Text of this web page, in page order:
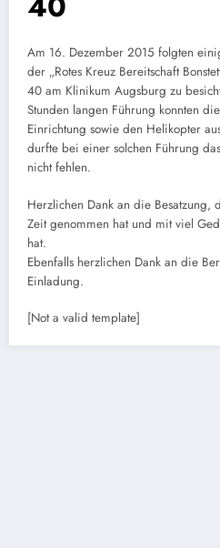
Am 16. Dezember 2015 folgten
der „Rotes Kreuz Bereitschaft
40 am Klinikum Augsburg zu
Stunden langen Führung konnten
Einrichtung sowie den Helikopter
durfte bei einer solchen Führung
nicht fehlen.
Herzlichen Dank an die
Zeit genommen hat und mit viel
hat.
Ebenfalls herzlichen Dank an die
Einladung.
[Not a valid template]